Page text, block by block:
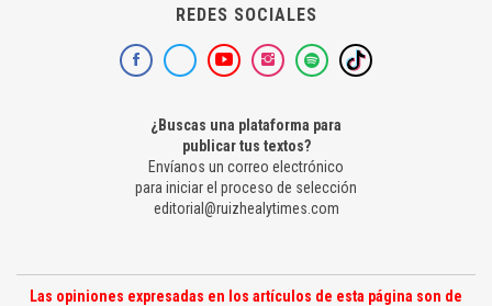
REDES SOCIALES
¿Buscas una plataforma para
publicar tus textos?
Envíanos un correo electrónico
para iniciar el proceso de selección
editorial@ruizhealytimes.com
Las opiniones expresadas en los artículos de esta página son de